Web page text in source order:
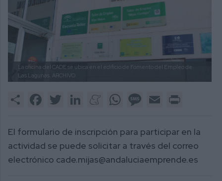
La oficina del CADE se ubica en el edificio de Fomento del Empleo de
Las Lagunas.ARCHIVO.
Share FacebookTwitter LinkedInMeneameWhatsAppMessage
Email
El formulario de inscripción para participar en la
actividad se puede solicitar a través del correo
electrónico cade.mijas@andaluciaemprende.es